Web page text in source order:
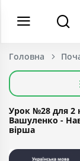
Головна
Урок №28 для 2
Вашуленко -
вірша